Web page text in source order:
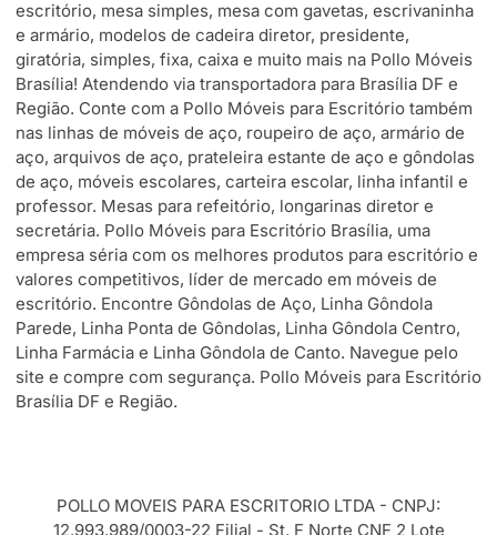
escritório, mesa simples, mesa com gavetas, escrivaninha
e armário, modelos de cadeira diretor, presidente,
giratória, simples, fixa, caixa e muito mais na Pollo Móveis
Brasília! Atendendo via transportadora para Brasília DF e
Região. Conte com a Pollo Móveis para Escritório também
nas linhas de móveis de aço, roupeiro de aço, armário de
aço, arquivos de aço, prateleira estante de aço e gôndolas
de aço, móveis escolares, carteira escolar, linha infantil e
professor. Mesas para refeitório, longarinas diretor e
secretária. Pollo Móveis para Escritório Brasília, uma
empresa séria com os melhores produtos para escritório e
valores competitivos, líder de mercado em móveis de
escritório. Encontre Gôndolas de Aço, Linha Gôndola
Parede, Linha Ponta de Gôndolas, Linha Gôndola Centro,
Linha Farmácia e Linha Gôndola de Canto. Navegue pelo
site e compre com segurança. Pollo Móveis para Escritório
Brasília DF e Região.
POLLO MOVEIS PARA ESCRITORIO LTDA - CNPJ:
12.993.989/0003-22 Filial - St. F Norte CNF 2 Lote